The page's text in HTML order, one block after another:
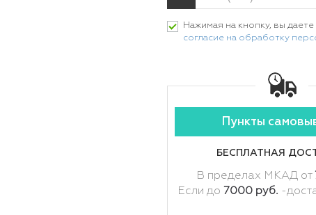
Нажимая на кнопку, вы даете
согласие на обработку
Пункты
БЕСПЛАТНАЯ
В пределах МКАД от
Если до 7000 руб. -